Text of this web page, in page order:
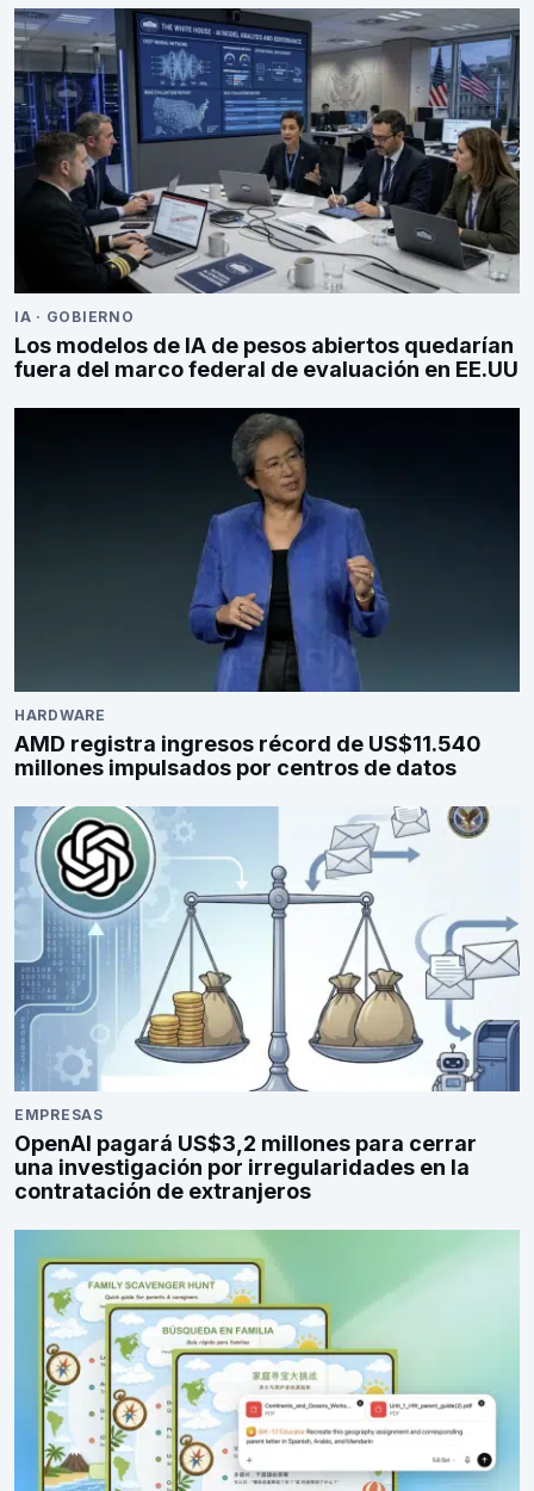
IA · GOBIERNO
Los modelos de IA de pesos abiertos quedarían
fuera del marco federal de evaluación en EE.UU
HARDWARE
AMD registra ingresos récord de US$11.540
millones impulsados por centros de datos
EMPRESAS
OpenAI pagará US$3,2 millones para cerrar
una investigación por irregularidades en la
contratación de extranjeros